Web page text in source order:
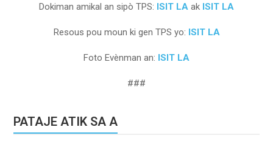
Dokiman amikal an sipò TPS: ISIT LA ak ISIT LA
Resous pou moun ki gen TPS yo: ISIT LA
Foto Evènman an: ISIT LA
###
PATAJE ATIK SA A